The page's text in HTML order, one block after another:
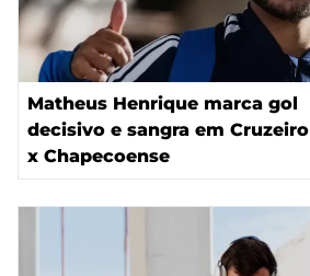
Matheus Henrique marca gol
decisivo e sangra em Cruzeiro
x Chapecoense